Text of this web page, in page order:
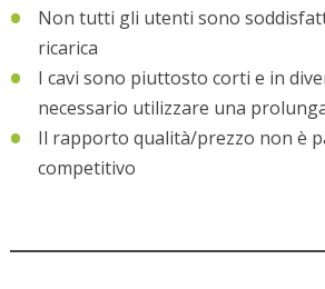
Non tutti gli utenti sono
ricarica
I cavi sono piuttosto corti e in
necessario utilizzare una
Il rapporto qualità/prezzo non è
competitivo